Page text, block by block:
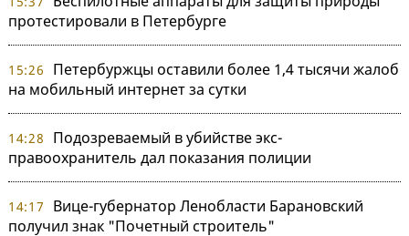
протестировали в Петербурге
15:26
Петербуржцы оставили более 1,4 тысячи жалоб
на мобильный интернет за сутки
14:28
Подозреваемый в убийстве экс-
правоохранитель дал показания полиции
14:17
Вице-губернатор Ленобласти Барановский
получил знак "Почетный строитель"